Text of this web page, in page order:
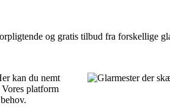
og gratis tilbud fra forskellige
kan du nemt
platform